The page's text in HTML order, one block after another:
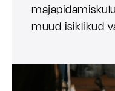
muud isiklikud